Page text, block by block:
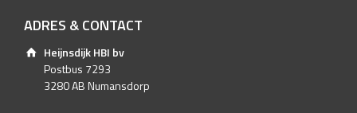
ADRES & CONTACT
Heijnsdijk HBI bv
Postbus 7293
3280 AB Numansdorp